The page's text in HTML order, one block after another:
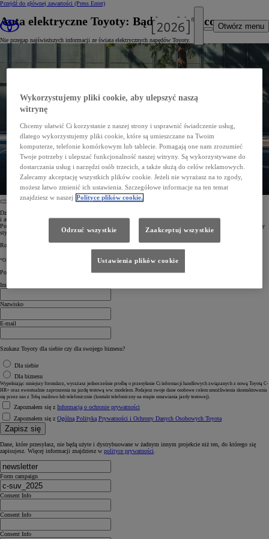
Przejdź do głównej zawartości (Press Enter)
Otwórz menu
Auta elektryczne Toyoty: Bądź na bieżąco
Nie przegap najświeższych informacji ze świata elektrycznych napędów Toyoty.
Dzięki tej subskrypcji otrzymasz dostęp do ekskluzywnych treści, w tym najnowszych wiadomości
i atrakcyjnych ofert* dotyczących rosnącej gamy pojazdów elektrycznych.
Poznaj wszystkie korzyści innowacyjnych rozwiązań Toyoty i dowiedz się jak wdrożyć całkowicie elektryczny
styl życia.
Rozpocznij ekscytującą podróż. Zapisz się do newslettera Toyoty już dziś.
*Oferty mogą obejmować finansowanie, ubezpieczenie lub usługi serwisowe.
Powiedz nam coś o sobie
Imię
Nazwisko
E-mail
Szukasz Toyoty dla siebie czy dla swojego biznesu?
Dla siebie
Dla biznesu
Wypełniając niniejszy formularz, wyrażasz jednocześnie prośbę o przesyłanie Ci informacji handlowych związanych z nową Toyotą C-
HR+ oraz ewentualnie zaproszenia na jazdę testową ww. modelem. Podajesz swoje dane osobowe celem umożliwienia skontaktowania
się przez nas z Tobą mailowo lub telefonicznie (kontakt telefoniczny na etapie umawiania jazdy testowej).
Zapoznałem się z Informacją o ochronie prywatności
Zapoznałem się z Ogólną Polityką Prywatności i Ochrony Danych Osobowych Toyota
Zapisz się
Dane, które przesyłasz, nie będą użyte i dystrybuowane w żadnym innym projekcie niż ten, do którego się
zapisujesz. Więcej informacji znajdziesz w polityce prywatności.
Form campaign
Consent Info
Consent Info
Consent Info
Wykorzystujemy pliki cookie, aby ulepszyć naszą
witrynę
Chcemy ułatwić Ci korzystanie z naszej strony i usprawnić świadczenie usług,
dlatego wykorzystujemy pliki cookie, które są umieszczane na Twoim
komputerze, telefonie komórkowym lub tablecie. Pomagają one nam zrozumieć
Twoje potrzeby i ulepszać funkcjonalność naszej witryny. Są wykorzystywane do
dostarczania usług i narzędzi osób trzecich, a także służą do celów reklamowych.
Zalecamy akceptację wszystkich plików cookie. Jeżeli nie wyrażasz na to zgody,
możesz łatwo zmienić ich ustawienia. Szczegółowe informacje na ten temat
znajdziesz w naszej Polityce plików cookie.
Odrzuć wszystkie Zaakceptuj wszystkie
Ustawienia plików cookie